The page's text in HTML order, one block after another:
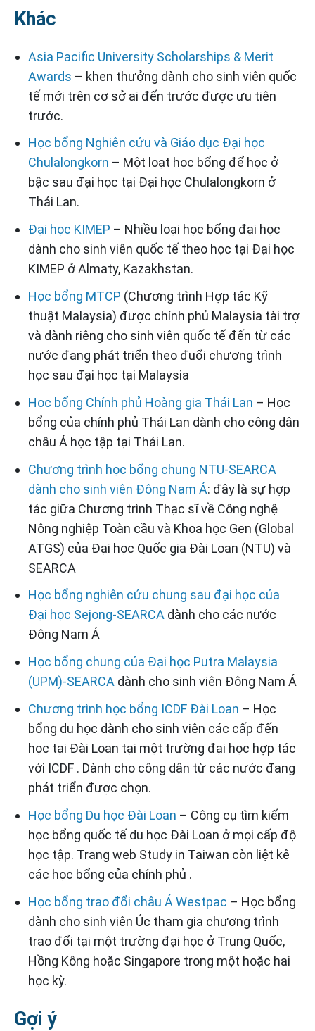
Khác
Asia Pacific University Scholarships & Merit
Awards – khen thưởng dành cho sinh viên quốc
tế mới trên cơ sở ai đến trước được ưu tiên
trước.
Học bổng Nghiên cứu và Giáo dục Đại học
Chulalongkorn – Một loạt học bổng để học ở
bậc sau đại học tại Đại học Chulalongkorn ở
Thái Lan.
Đại học KIMEP – Nhiều loại học bổng đại học
dành cho sinh viên quốc tế theo học tại Đại học
KIMEP ở Almaty, Kazakhstan.
Học bổng MTCP (Chương trình Hợp tác Kỹ
thuật Malaysia) được chính phủ Malaysia tài trợ
và dành riêng cho sinh viên quốc tế đến từ các
nước đang phát triển theo đuổi chương trình
học sau đại học tại Malaysia
Học bổng Chính phủ Hoàng gia Thái Lan – Học
bổng của chính phủ Thái Lan dành cho công dân
châu Á học tập tại Thái Lan.
Chương trình học bổng chung NTU-SEARCA
dành cho sinh viên Đông Nam Á: đây là sự hợp
tác giữa Chương trình Thạc sĩ về Công nghệ
Nông nghiệp Toàn cầu và Khoa học Gen (Global
ATGS) của Đại học Quốc gia Đài Loan (NTU) và
SEARCA
Học bổng nghiên cứu chung sau đại học của
Đại học Sejong-SEARCA dành cho các nước
Đông Nam Á
Học bổng chung của Đại học Putra Malaysia
(UPM)-SEARCA dành cho sinh viên Đông Nam Á
Chương trình học bổng ICDF Đài Loan – Học
bổng du học dành cho sinh viên các cấp đến
học tại Đài Loan tại một trường đại học hợp tác
với ICDF . Dành cho công dân từ các nước đang
phát triển được chọn.
Học bổng Du học Đài Loan – Công cụ tìm kiếm
học bổng quốc tế du học Đài Loan ở mọi cấp độ
học tập. Trang web Study in Taiwan còn liệt kê
các học bổng của chính phủ .
Học bổng trao đổi châu Á Westpac – Học bổng
dành cho sinh viên Úc tham gia chương trình
trao đổi tại một trường đại học ở Trung Quốc,
Hồng Kông hoặc Singapore trong một hoặc hai
học kỳ.
Gợi ý